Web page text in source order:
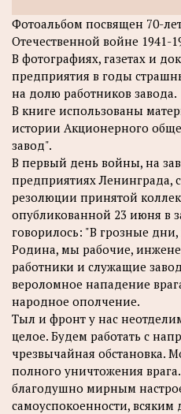
Фотоальбом посвящен 70-
Отечественной войне 1941-
В фотографиях, газетах и
предприятия в годы
на долю работников завода.
В книге использованы
истории Акционерного
завод".
В первый день войны, на
предприятиях Ленинграда,
резолюции принятой
опубликованной 23 июня в
говорилось: "В грозные
Родина, мы рабочие,
работники и служащие
вероломное нападение
народное ополчение.
Тыл и фронт у нас
целое. Будем работать с
чрезвычайная обстановка.
полного уничтожения
благодушно мирным
самоуспокоенности, всяким